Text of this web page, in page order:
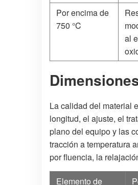
Por encima de
750 °C
al
La calidad del material
longitud, el ajuste, el
plano del equipo y las
tracción a temperatura
por fluencia, la
Elemento de